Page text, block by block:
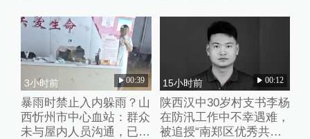
3小时前 00:39
暴雨时禁止入内躲雨？山
西忻州市中心血站：群众
未与屋内人员沟通，已批
15小时前 00:12
陕西汉中30岁村支书李杨
在防汛工作中不幸遇难，
被追授“南郑区优秀共产